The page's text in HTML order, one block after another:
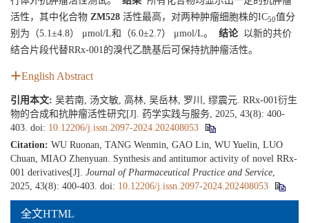
活性，其中化合物 ZM528 活性最高，对两种肿瘤细胞株的IC50值分
别为（5.1±4.8） μmol/L和（6.0±2.7） μmol/L。
结论以新的共价
结合片段代替RRx-001的溴代乙酰基后可保持抗肿瘤活性。
English Abstract
引用本文: 吴若南, 汤文敏, 高林, 吴岳林, 罗川, 缪震元. RRx-001衍生
物的合成和抗肿瘤活性研究[J]. 药学实践与服务, 2025, 43(8): 400-
403. doi: 10.12206/j.issn.2097-2024.202408053
Citation: WU Ruonan, TANG Wenmin, GAO Lin, WU Yuelin, LUO
Chuan, MIAO Zhenyuan. Synthesis and antitumor activity of novel RRx-
001 derivatives[J]. Journal of Pharmaceutical Practice and Service
2025, 43(8): 400-403. doi: 10.12206/j.issn.2097-2024.202408053
全文HTML